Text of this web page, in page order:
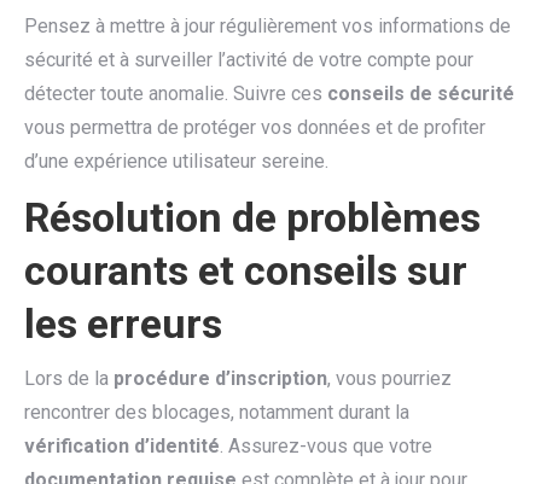
Pensez à mettre à jour régulièrement vos informations de
sécurité et à surveiller l’activité de votre compte pour
détecter toute anomalie. Suivre ces conseils de sécurité
vous permettra de protéger vos données et de profiter
d’une expérience utilisateur sereine.
Résolution de problèmes
courants et conseils sur
les erreurs
Lors de la procédure d’inscription, vous pourriez
rencontrer des blocages, notamment durant la
vérification d’identité. Assurez-vous que votre